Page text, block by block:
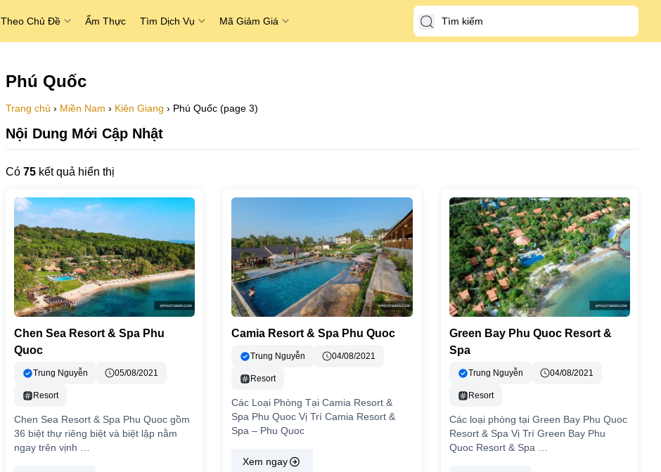
Theo Chủ Đề Ẩm Thực Tìm Dịch Vụ Mã Giảm Giá
Phú Quốc
Trang chủ › Miền Nam › Kiên Giang › Phú Quốc (page 3)
Nội Dung Mới Cập Nhật
Có 75 kết quả hiển thị
Chen Sea Resort & Spa Phu
Quoc
Trung Nguyễn 05/08/2021
Resort
Chen Sea Resort & Spa Phu Quoc gồm
36 biệt thự riêng biệt và biệt lập nằm
ngay trên vịnh …
Camia Resort & Spa Phu Quoc
Trung Nguyễn 04/08/2021
Resort
Các Loại Phòng Tại Camia Resort &
Spa Phu Quoc Vị Trí Camia Resort &
Spa – Phu Quoc
Xem ngay
Green Bay Phu Quoc Resort &
Spa
Trung Nguyễn 04/08/2021
Resort
Các loại phòng tại Green Bay Phu Quoc
Resort & Spa Vị Trí Green Bay Phu
Quoc Resort & Spa …